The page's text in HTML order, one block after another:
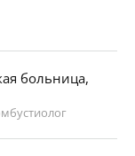
больница,